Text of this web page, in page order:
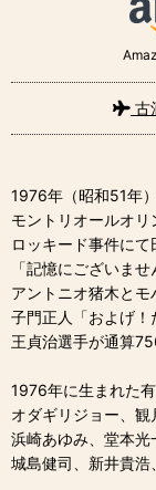
古
1976年（昭和51年
モントリオールオリ
ロッキード事件に
「記憶にございませ
アントニオ猪木とモ
子門正人「およげ！
王貞治選手が通算
1976年に生まれた
オダギリジョー、観
浜崎あゆみ、堂本光
城島健司、新井貴浩